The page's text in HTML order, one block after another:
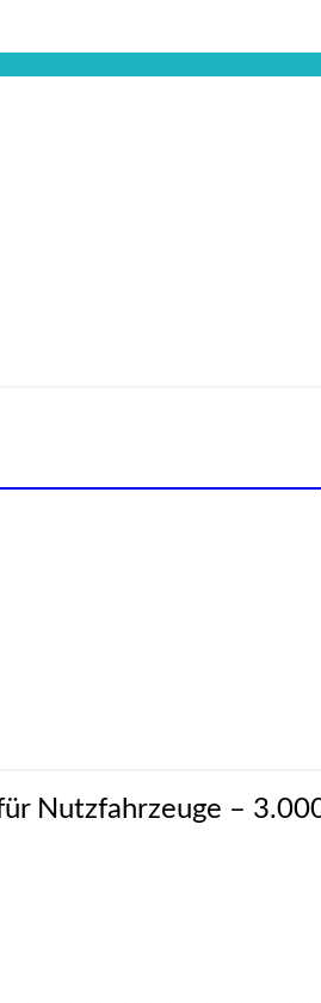
Nutzfahrzeuge –